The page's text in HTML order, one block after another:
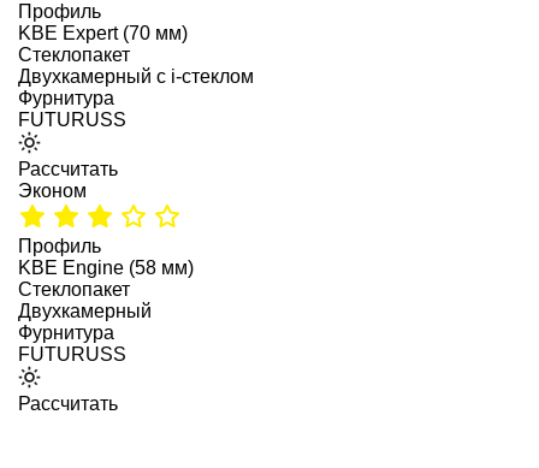
Профиль
KBE Expert (70 мм)
Стеклопакет
Двухкамерный с i-стеклом
Фурнитура
FUTURUSS
Рассчитать
Эконом
Профиль
KBE Engine (58 мм)
Стеклопакет
Двухкамерный
Фурнитура
FUTURUSS
Рассчитать